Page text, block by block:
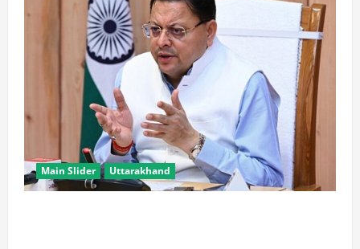
Main Slider Uttarakhand